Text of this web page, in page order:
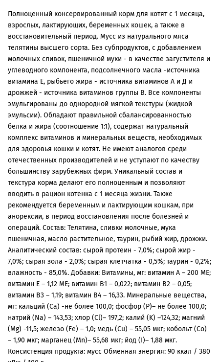
Полноценный консервированный корм для котят с 1 месяца,
взрослых, лактирующих, беременных кошек, а также в
восстановительный период. Мусс из натурального мяса
телятины высшего сорта. Без субпродуктов, с добавлением
молочных сливок, пшеничной муки - в качестве загустителя и
углеводного компонента, подсолнечного масла -источника
витамина Е, рыбьего жира - источника витаминов А и Д и
дрожжей - источника витаминов группы В. Все компоненты
эмульгированы до однородной мягкой текстуры (жидкой
эмульсии). Обладают правильной сбалансированностью
белка и жира (соотношение 1:1), содержат натуральный
комплекс витаминов и минеральных веществ, необходимых
для здоровья кошки и котят. Не имеют аналогов среди
отечественных производителей и не уступают по качеству
большинству зарубежных фирм. Уникальный состав и
текстура корма делают его полноценным и позволяют
вводить в рацион котенка с 1 месяца жизни. Также
рекомендуется беременным и лактирующим кошкам, при
анорексии, в период восстановления после болезней и
операций. Состав: Телятина, сливки молочные, мука
пшеничная, масло растительное, таурин, рыбий жир, дрожжи.
Аналитический состав: сырой протеин - 7,0%; сырой жир -
7,0%; сырая зола - 2,0%; сырая клетчатка - 0,5%; таурин - 0,2%;
влажность - 85,0%. Добавки: Витамины, мг: витамин А – 200 МЕ;
витамин Е – 1,12 МЕ; витамин В1 – 0,022; витамин В2 – 0,05;
витамин В3 – 1,19; витамин В4 – 16,33. Минеральные вещества,
мг: кальций (Са) -не более 100,0; фосфор (Р)– не более 100,0;
натрий (Na) – 143,53; хлор (Cl)– 197,2; калий (K) –124,32; магний
(Mg) -11,5; железо (Fe) – 1,0; медь (Cu) – 55,05 мкг; кобольт (Co)
– 1,90 мкг; марганец (Mn)– 55,68 мкг; йод (I)– 1,88 мкг.
Консистенция продукта: мусс Обменная энергия: 90 ккал / 380